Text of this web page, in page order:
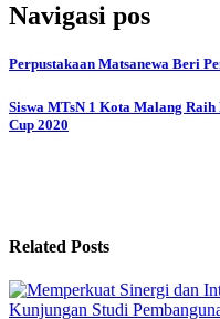
Navigasi pos
Perpustakaan Matsanewa Beri
Siswa MTsN 1 Kota Malang
Cup 2020
Related Posts